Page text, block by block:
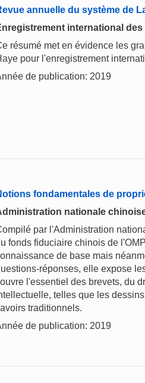
annuelle du système de
international
résumé met en évidence les
pour l'enregistrement
de publication: 2019
fondamentales de
nationale
par l'Administration
fonds fiduciaire chinois de
de base mais
réponses, elle expose
l'essentiel des brevets, du
telles que les
traditionnels.
de publication: 2019